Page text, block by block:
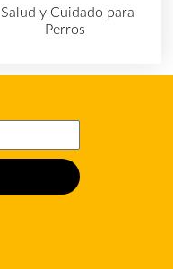
Salud y Cuidado para
Perros